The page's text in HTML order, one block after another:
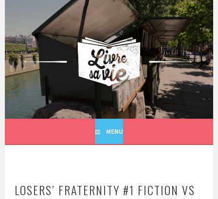
principal
LIVRE SA VIE
MENU
LOSERS’ FRATERNITY #1 FICTION VS